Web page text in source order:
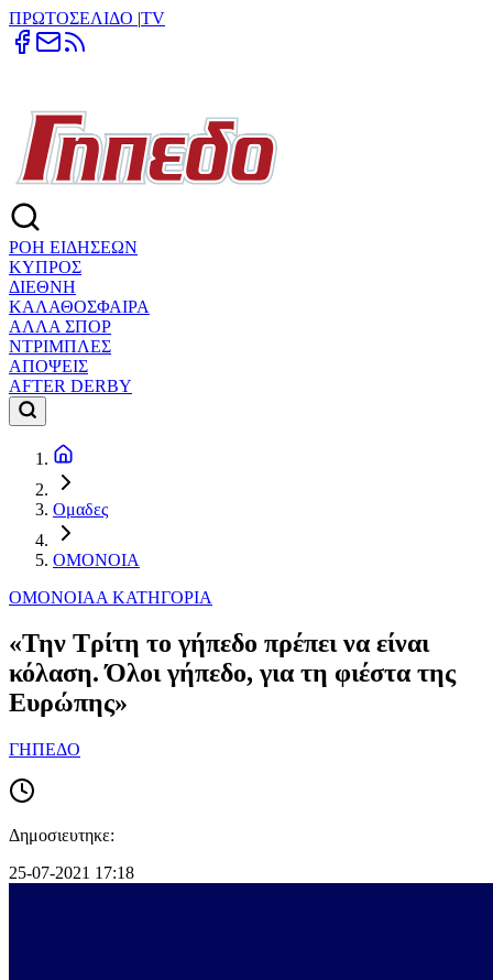
ΠΡΩΤΟΣΕΛΙΔΟ |TV
ΡΟΗ ΕΙΔΗΣΕΩΝ
ΚΥΠΡΟΣ
ΔΙΕΘΝΗ
ΚΑΛΑΘΟΣΦΑΙΡΑ
ΑΛΛΑ ΣΠΟΡ
ΝΤΡΙΜΠΛΕΣ
ΑΠΟΨΕΙΣ
AFTER DERBY
Ομαδες
ΟΜΟΝΟΙΑ
ΟΜΟΝΟΙΑΑ ΚΑΤΗΓΟΡΙΑ
«Την Τρίτη το γήπεδο πρέπει να είναι
κόλαση. Όλοι γήπεδο, για τη φιέστα της
Ευρώπης»
ΓΗΠΕΔΟ
Δημοσιευτηκε:
25-07-2021 17:18